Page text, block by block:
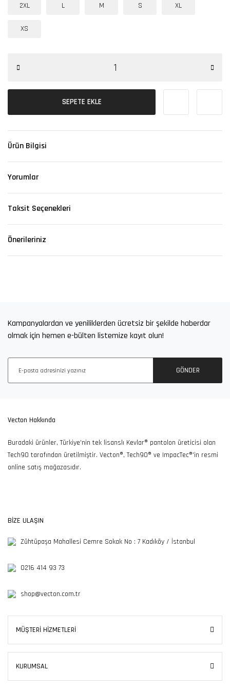
2XL L M S XL
XS
SEPETE EKLE
Ürün Bilgisi
Yorumlar
Taksit Seçenekleri
Önerileriniz
100TL ve Üzeri Alışverişlerde
Ücretsiz İade ve Değişim
7/24 Müşteri Destek
Kampanyalardan ve yeniliklerden ücretsiz bir şekilde haberdar
olmak için hemen e-bülten listemize kayıt olun!
GÖNDER
Vecton Hakkında
Buradaki ürünler, Türkiye'nin tek lisanslı Kevlar® pantolon üreticisi olan
Tech90 tarafından üretilmiştir. Vecton®, Tech90® ve ImpacTec®'in resmi
online satış mağazasıdır.
BİZE ULAŞIN
Zühtüpaşa Mahallesi Cemre Sokak No : 7 Kadıköy / İstanbul
0216 414 93 73
shop@vecton.com.tr
MÜŞTERİ HİZMETLERİ
KURUMSAL